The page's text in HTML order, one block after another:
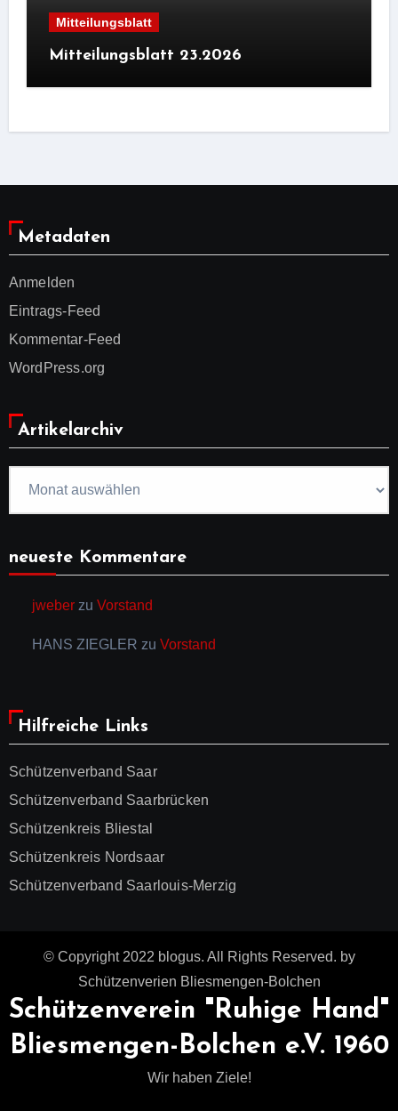
Mitteilungsblatt
Mitteilungsblatt 23.2026
Metadaten
Anmelden
Eintrags-Feed
Kommentar-Feed
WordPress.org
Artikelarchiv
neueste Kommentare
jweberzu Vorstand
HANS ZIEGLER zu Vorstand
Hilfreiche Links
Schützenverband Saar
Schützenverband Saarbrücken
Schützenkreis Bliestal
Schützenkreis Nordsaar
Schützenverband Saarlouis-Merzig
© Copyright 2022 blogus. All Rights Reserved. by
Schützenverien Bliesmengen-Bolchen
Schützenverein "Ruhige Hand"
Bliesmengen-Bolchen e.V. 1960
Wir haben Ziele!